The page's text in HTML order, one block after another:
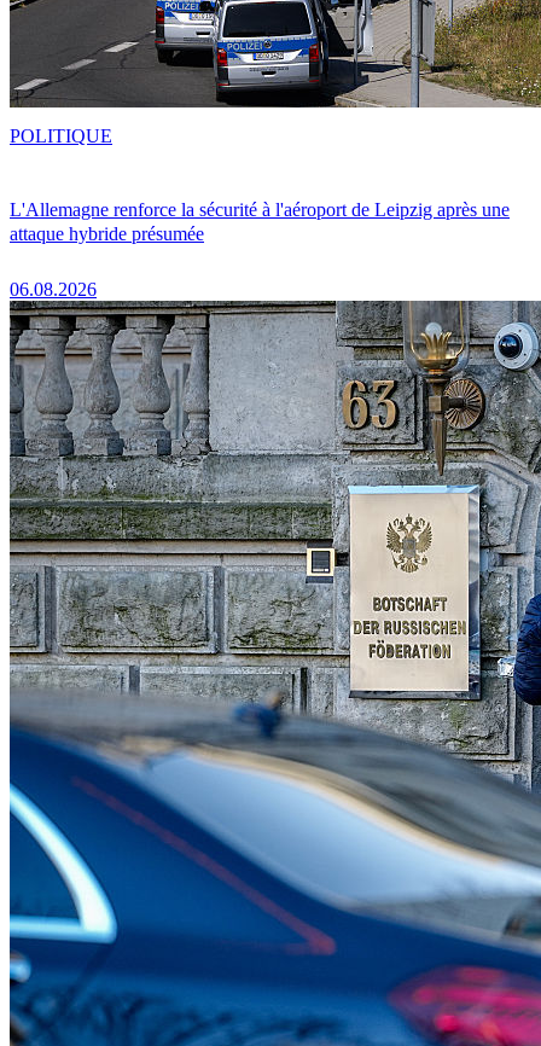
L'Allemagne renforce la sécurité à l'aéroport de Leipzig après une
attaque hybride présumée
06.08.2026
POLITIQUE